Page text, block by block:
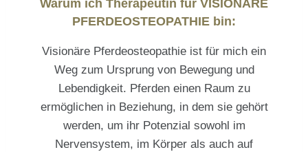
Warum ich Therapeutin für VISIONÄRE
PFERDEOSTEOPATHIE bin:
Visionäre Pferdeosteopathie ist für mich ein
Weg zum Ursprung von Bewegung und
Lebendigkeit. Pferden einen Raum zu
ermöglichen in Beziehung, in dem sie gehört
werden, um ihr Potenzial sowohl im
Nervensystem, im Körper als auch auf